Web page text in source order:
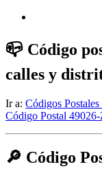
📪 Código
calles y
Ir a: Códigos
Código Postal 49026-
🔎 Código